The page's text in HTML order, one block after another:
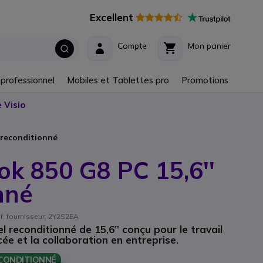
Excellent
Mon panier
Compte
Mobiles et Tablettes pro Promotions
Visio
reconditionné
850 G8 PC 15,6''
fournisseur: 2Y2S2EA
reconditionné de 15,6” conçu pour le travail
et la collaboration en entreprise.